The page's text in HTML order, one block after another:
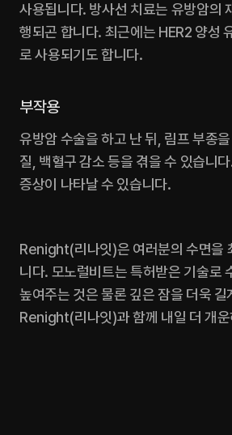
사용됩니다. 방사선 치료는 유방암의
행되곤 합니다. 최근에는 HER2 양성
로 사용되기도 합니다.
부작용
유방암 수술을 하고 난 뒤, 림프 부종
질, 백혈구 감소 등을 겪을 수 있습니
증상이 나타날 수 있습니다.‍
Renight(리나잇)은 여러분의 수면을
니다. 모노럴비트는 특허받은 기술로
높여주는 것은 물론 깊은 잠을 더욱 길
Renight(리나잇)과 함께 내일 더 개